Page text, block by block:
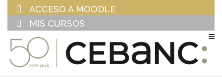
ACCESO A MOODLE
MIS CURSOS